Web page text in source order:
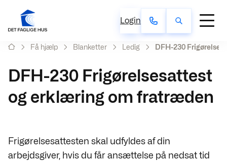
Login
Få hjælp Blanketter Ledig DFH-230
DFH-230 Frigørelsesattest
og erklæring om fratræden
Frigørelsesattesten skal udfyldes af din
arbejdsgiver, hvis du får ansættelse på nedsat tid